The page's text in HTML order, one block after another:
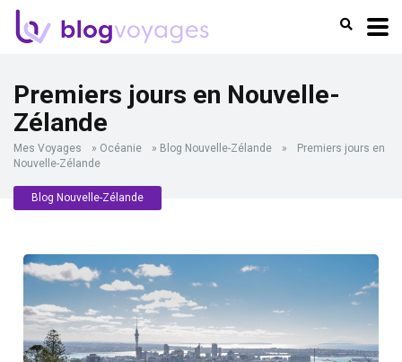
Premiers jours en Nouvelle-
Zélande
Mes Voyages » Océanie » Blog Nouvelle-Zélande »
Premiers jours en
Nouvelle-Zélande
Blog Nouvelle-Zélande